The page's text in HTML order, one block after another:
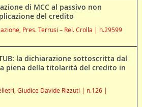
di MCC al passivo non
del credito
Pres. Terrusi – Rel. Crolla | n.29599
TUB: la dichiarazione sottoscritta dal
piena della titolarità del credito in
Giudice Davide Rizzuti | n.126 |